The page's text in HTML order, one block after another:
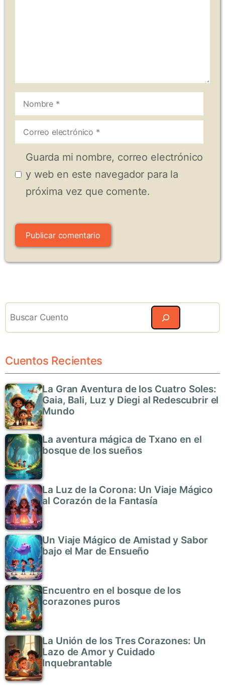
Nombre
Correo
electrónico
Guarda mi nombre, correo electrónico
y web en este navegador para la
próxima vez que comente.
Cuentos Recientes
La Gran Aventura de los Cuatro Soles:
Gaia, Bali, Luz y Diegi al Redescubrir el
Mundo
La aventura mágica de Txano en el
bosque de los sueños
La Luz de la Corona: Un Viaje Mágico
al Corazón de la Fantasía
Un Viaje Mágico de Amistad y Sabor
bajo el Mar de Ensueño
Encuentro en el bosque de los
corazones puros
La Unión de los Tres Corazones: Un
Lazo de Amor y Cuidado
Inquebrantable